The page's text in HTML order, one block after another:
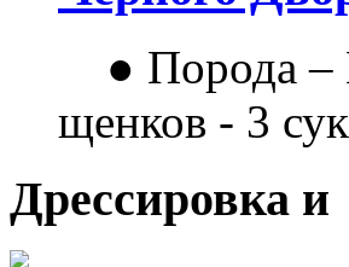
● Порода –
щенков - 3
Дрессировка и